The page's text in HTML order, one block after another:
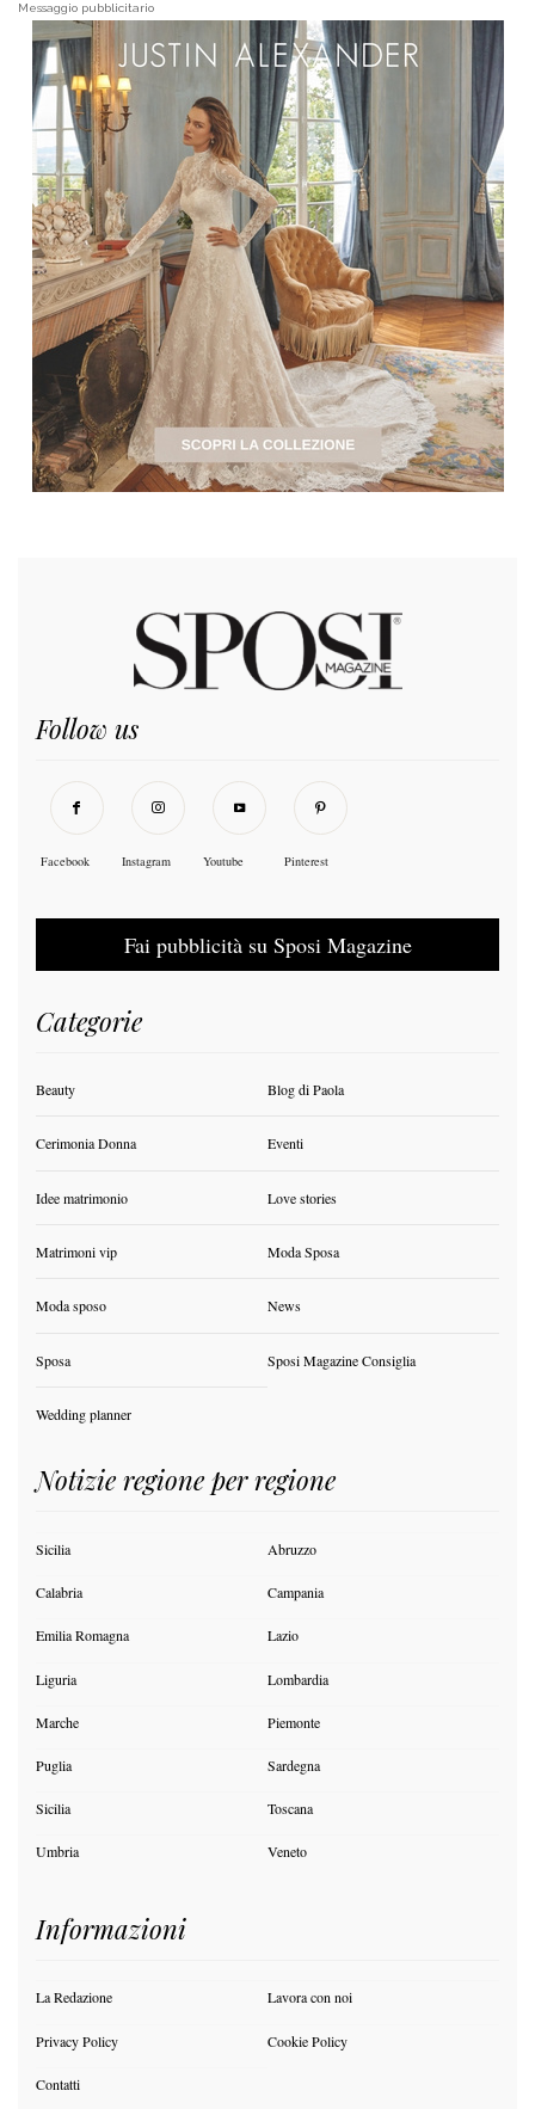
Messaggio pubblicitario
Follow us
Facebook Instagram Youtube Pinterest
Fai pubblicità su Sposi Magazine
Categorie
Beauty Blog di Paola
Cerimonia Donna Eventi
Idee matrimonio Love stories
Matrimoni vip Moda Sposa
Moda sposo News
Sposa Sposi Magazine Consiglia
Wedding planner
Notizie regione per regione
Sicilia Abruzzo
Calabria Campania
Emilia Romagna Lazio
Liguria Lombardia
Marche Piemonte
Puglia Sardegna
Sicilia Toscana
Umbria Veneto
Informazioni
La Redazione Lavora con noi
Privacy Policy Cookie Policy
Contatti